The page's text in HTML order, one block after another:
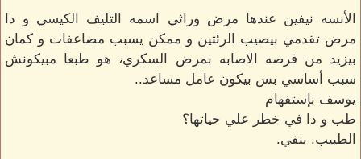
الأنسه نيفين عندها مرض وراثي اسمه التليف الكيسي و دا
مرض تقدمي بيصيب الرئتين و ممكن يسبب مضاعفات و كمان
بيزيد من فرصه الاصابه بمرض السكري، هو طبعا مبيكونش
سبب أساسي بس بيكون عامل مساعد..
يوسف بإستفهام
طب و دا في خطر علي حياتها؟
الطبيب. بنفي.